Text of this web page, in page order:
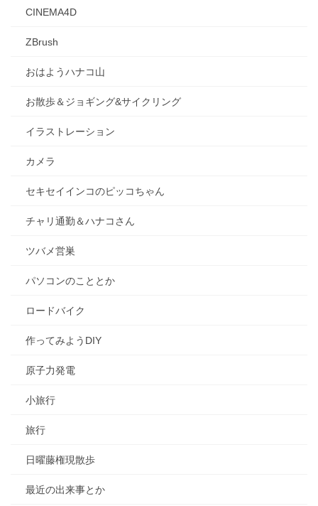
CINEMA4D
ZBrush
おはようハナコ山
お散歩＆ジョギング&サイクリング
イラストレーション
カメラ
セキセイインコのピッコちゃん
チャリ通勤＆ハナコさん
ツバメ営巣
パソコンのこととか
ロードバイク
作ってみようDIY
原子力発電
小旅行
旅行
日曜藤権現散歩
最近の出来事とか